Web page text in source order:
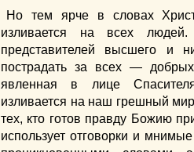
Но тем ярче в словах
изливается на всех
представителей высшего и
пострадать за всех —
явленная в лице
изливается на наш грешный
тех, кто готов правду Божию
использует отговорки и